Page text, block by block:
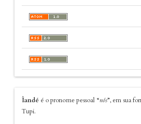
sobre
Îandé é o pronome pessoal “nós”, em sua
Tupi.